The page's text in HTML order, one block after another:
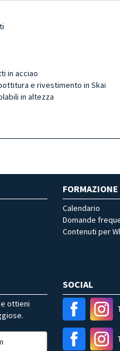
in acciao
e rivestimento in Skai
in altezza
FORMAZIONE
Calendario
Domande
Contenuti per
ottieni
SOCIAL